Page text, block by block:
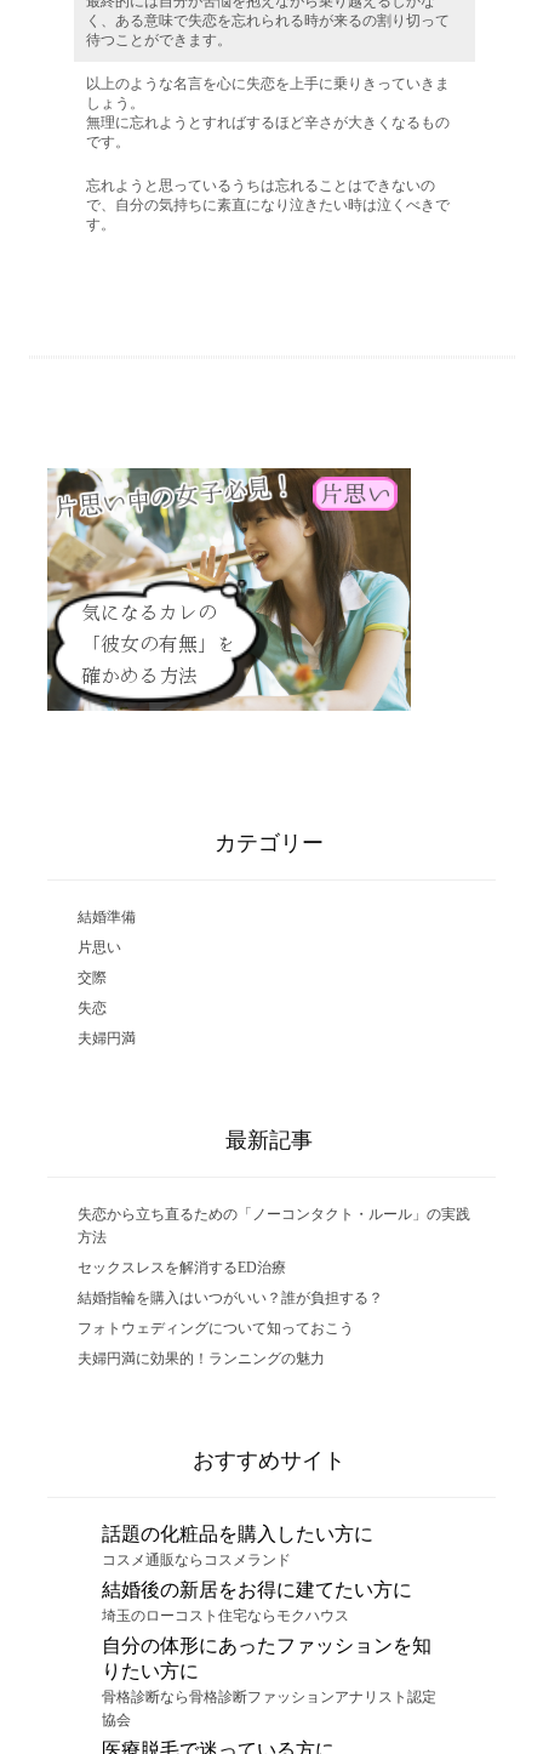
く、ある意味で失恋を忘れられる時が来るの割り切って
待つことができます。
以上のような名言を心に失恋を上手に乗りきっていきま
しょう。
無理に忘れようとすればするほど辛さが大きくなるもの
です。
忘れようと思っているうちは忘れることはできないの
で、自分の気持ちに素直になり泣きたい時は泣くべきで
す。
カテゴリー
結婚準備
片思い
交際
失恋
夫婦円満
最新記事
失恋から立ち直るための「ノーコンタクト・ルール」の実践
方法
セックスレスを解消するED治療
結婚指輪を購入はいつがいい？誰が負担する？
フォトウェディングについて知っておこう
夫婦円満に効果的！ランニングの魅力
おすすめサイト
話題の化粧品を購入したい方に
コスメ通販ならコスメランド
結婚後の新居をお得に建てたい方に
埼玉のローコスト住宅ならモクハウス
自分の体形にあったファッションを知
りたい方に
骨格診断なら骨格診断ファッションアナリスト認定
協会
医療脱毛で迷っている方に